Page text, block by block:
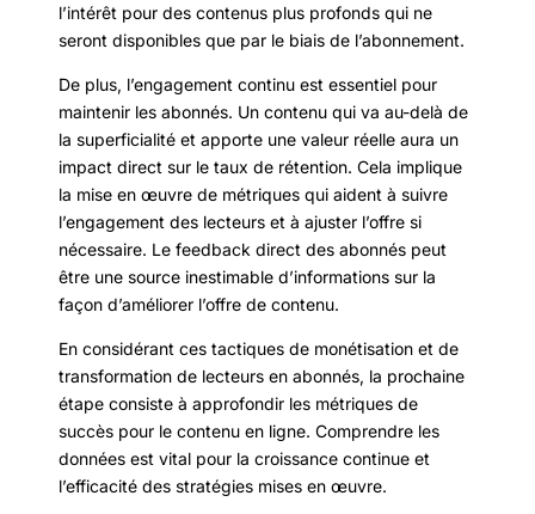
l’intérêt pour des contenus plus profonds qui ne
seront disponibles que par le biais de l’abonnement.
De plus, l’engagement continu est essentiel pour
maintenir les abonnés. Un contenu qui va au-delà de
la superficialité et apporte une valeur réelle aura un
impact direct sur le taux de rétention. Cela implique
la mise en œuvre de métriques qui aident à suivre
l’engagement des lecteurs et à ajuster l’offre si
nécessaire. Le feedback direct des abonnés peut
être une source inestimable d’informations sur la
façon d’améliorer l’offre de contenu.
En considérant ces tactiques de monétisation et de
transformation de lecteurs en abonnés, la prochaine
étape consiste à approfondir les métriques de
succès pour le contenu en ligne. Comprendre les
données est vital pour la croissance continue et
l’efficacité des stratégies mises en œuvre.